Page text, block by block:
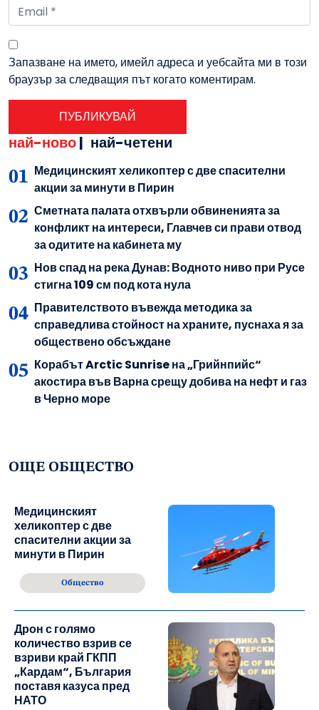
Запазване на името, имейл адреса и уебсайта ми в този
браузър за следващия път когато коментирам.
най-ново| най-четени
Медицинският хеликоптер с две спасителни
акции за минути в Пирин
Сметната палата отхвърли обвиненията за
конфликт на интереси, Главчев си прави отвод
за одитите на кабинета му
Нов спад на река Дунав: Водното ниво при Русе
стигна 109 см под кота нула
Правителството въвежда методика за
справедлива стойност на храните, пуснаха я за
обществено обсъждане
Корабът Arctic Sunrise на „Грийнпийс“
акостира във Варна срещу добива на нефт и газ
в Черно море
ОЩЕ ОБЩЕСТВО
Медицинският
хеликоптер с две
спасителни акции за
минути в Пирин
Общество
Дрон с голямо
количество взрив се
взриви край ГКПП
„Кардам“, България
поставя казуса пред
НАТО